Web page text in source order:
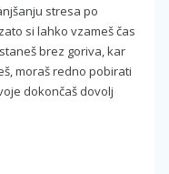
stresa po
si lahko vzameš čas
brez goriva, kar
moraš redno pobirati
dokončaš dovolj